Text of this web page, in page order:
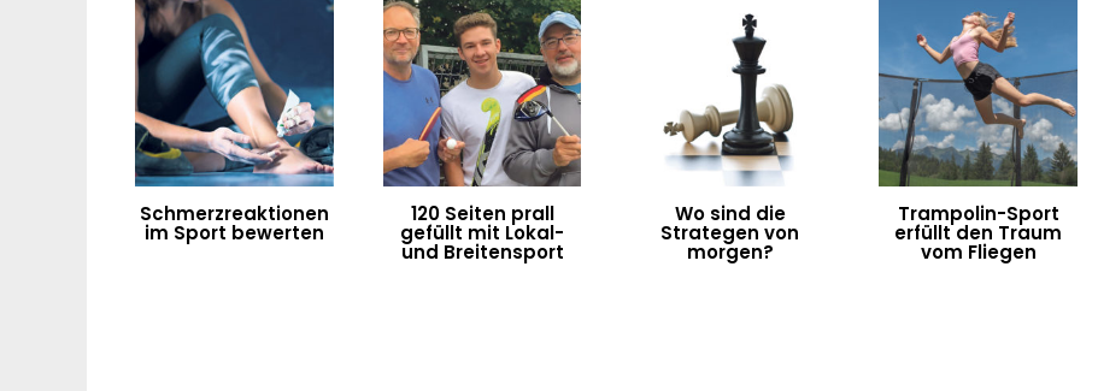
Schmerzreaktionen
im Sport bewerten
120 Seiten prall
gefüllt mit Lokal-
und Breitensport
Wo sind die
Strategen von
morgen?
Trampolin-Sport
erfüllt den Traum
vom Fliegen